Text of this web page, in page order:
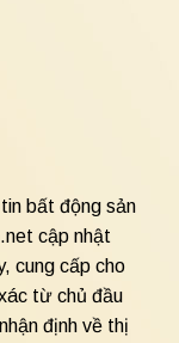
bất động sản
cập nhật
cung cấp cho
từ chủ đầu
định về thị